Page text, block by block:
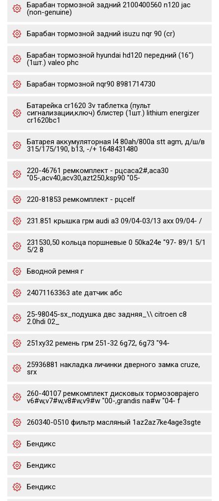
Барабан тормозной задний 2100400560 n120 jac
(non-genuine)
Барабан тормозной задний isuzu nqr 90 (cr)
Барабан тормозной hyundai hd120 передний (16")
(1шт.) valeo phc
Барабан тормозной nqr90 8981714730
Батарейка cr1620 3v таблетка (пульт
сигнализации,ключ) блистер (1шт.) lithium energizer
cr1620bc1
Батарея аккумуляторная l4 80ah/800a stt agm, д/ш/в
315/175/190, b13, -/+ 1648431480
220-46761 ремкомплект - рцсaca2#,aca30
"05-,acv40,acv30,azt250,ksp90 "05-
220-81853 ремкомплект - рцсelf
231.851 крышка грм audi a3 09/04-03/13 axx 09/04- /
231530,50 кольца поршневые 0 50ka24e "97- 89/1 5/1
5/2 8
Бводной ремня г
24071163363 ate датчик абс
25-98045-sx_подушка двс задняя_\\ citroen c8
2.0hdi 02_
251xy32 ремень грм 251-32 6g72, 6g73 "94-
25936881 накладка личинки дверного замка cruze,
srx
260-40107 ремкомплект дисковых тормозовpajero
v6#w,v7#w,v8#w,v9#w "00-,grandis na#w "04- f
260340-0510 фильтр масляный 1az2az7ke4age3sgte
Бендикс
Бендикс
Бендикс